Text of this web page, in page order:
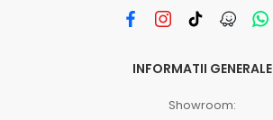
INFORMATII GENERALE
Showroom: